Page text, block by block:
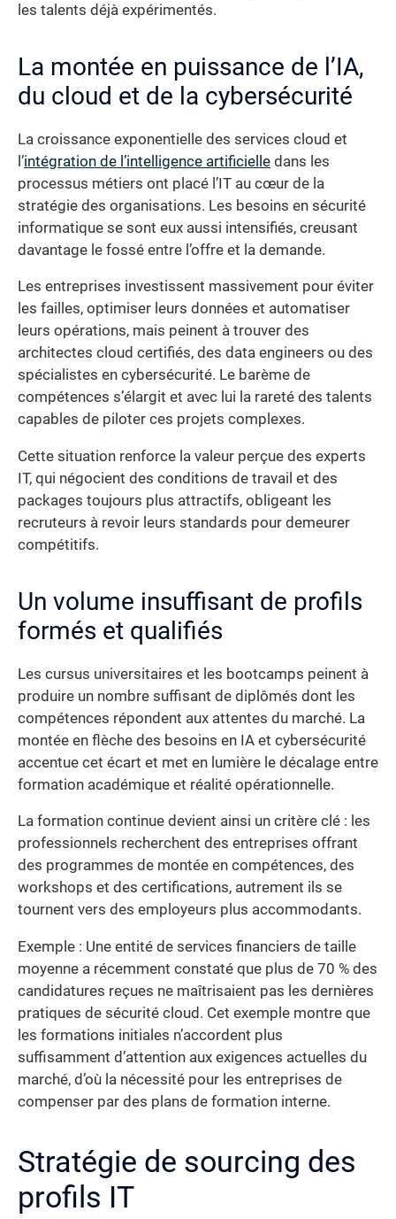
les talents déjà expérimentés.
La montée en puissance de l’IA,
du cloud et de la cybersécurité
La croissance exponentielle des services cloud et
l’intégration de l’intelligence artificielle dans les
processus métiers ont placé l’IT au cœur de la
stratégie des organisations. Les besoins en sécurité
informatique se sont eux aussi intensifiés, creusant
davantage le fossé entre l’offre et la demande.
Les entreprises investissent massivement pour éviter
les failles, optimiser leurs données et automatiser
leurs opérations, mais peinent à trouver des
architectes cloud certifiés, des data engineers ou des
spécialistes en cybersécurité. Le barème de
compétences s’élargit et avec lui la rareté des talents
capables de piloter ces projets complexes.
Cette situation renforce la valeur perçue des experts
IT, qui négocient des conditions de travail et des
packages toujours plus attractifs, obligeant les
recruteurs à revoir leurs standards pour demeurer
compétitifs.
Un volume insuffisant de profils
formés et qualifiés
Les cursus universitaires et les bootcamps peinent à
produire un nombre suffisant de diplômés dont les
compétences répondent aux attentes du marché. La
montée en flèche des besoins en IA et cybersécurité
accentue cet écart et met en lumière le décalage entre
formation académique et réalité opérationnelle.
La formation continue devient ainsi un critère clé : les
professionnels recherchent des entreprises offrant
des programmes de montée en compétences, des
workshops et des certifications, autrement ils se
tournent vers des employeurs plus accommodants.
Exemple : Une entité de services financiers de taille
moyenne a récemment constaté que plus de 70 % des
candidatures reçues ne maîtrisaient pas les dernières
pratiques de sécurité cloud. Cet exemple montre que
les formations initiales n’accordent plus
suffisamment d’attention aux exigences actuelles du
marché, d’où la nécessité pour les entreprises de
compenser par des plans de formation interne.
Stratégie de sourcing des
profils IT